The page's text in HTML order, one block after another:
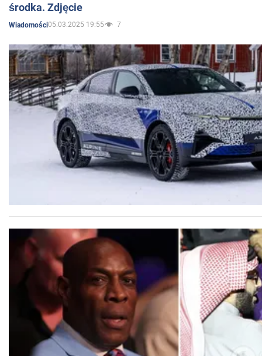
środka. Zdjęcie
Wiadomości05.03.2025 19:55 7